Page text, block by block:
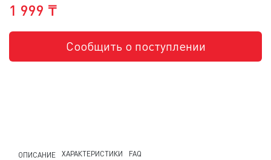
1 999 ₸
Сообщить о поступлении
ОПИСАНИЕ ХАРАКТЕРИСТИКИ FAQ